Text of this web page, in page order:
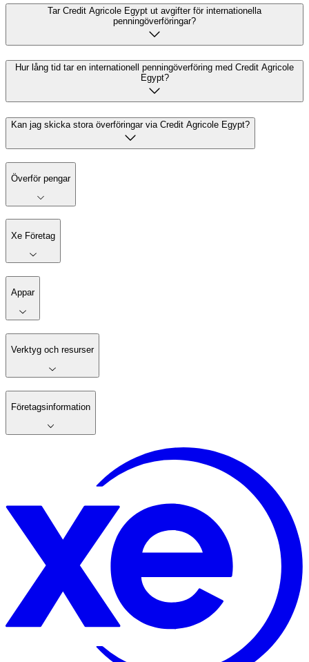
Tar Credit Agricole Egypt ut avgifter för internationella
penningöverföringar?
Hur lång tid tar en internationell penningöverföring med Credit Agricole
Egypt?
Kan jag skicka stora överföringar via Credit Agricole Egypt?
Överför pengar
Xe Företag
Appar
Verktyg och resurser
Företagsinformation